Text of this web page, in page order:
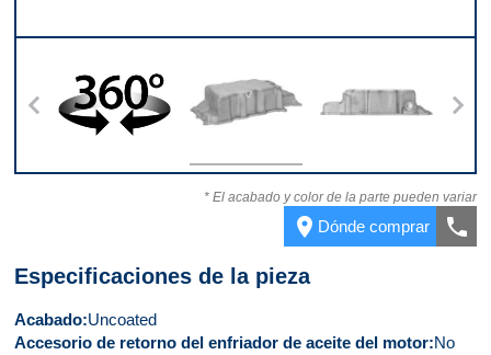
Ángulo Parte trasera
* El acabado y color de la parte pueden variar
place Dónde comprar call
Especificaciones de la pieza
Acabado Uncoated
Accesorio de retorno del enfriador de aceite del motor No